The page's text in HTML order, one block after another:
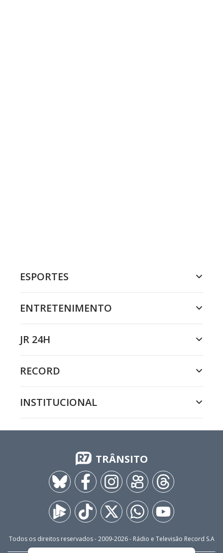
ESPORTES
ENTRETENIMENTO
JR 24H
RECORD
INSTITUCIONAL
TRÂNSITO
Todos os direitos reservados - 2009-2026- Rádio e Televisão Record S.A